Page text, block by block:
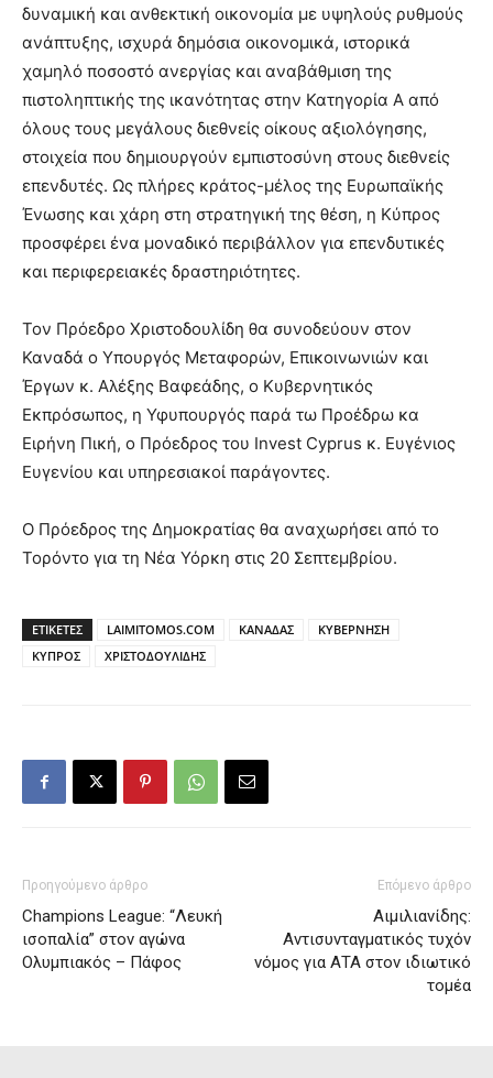
δυναμική και ανθεκτική οικονομία με υψηλούς ρυθμούς
ανάπτυξης, ισχυρά δημόσια οικονομικά, ιστορικά
χαμηλό ποσοστό ανεργίας και αναβάθμιση της
πιστοληπτικής της ικανότητας στην Κατηγορία Α από
όλους τους μεγάλους διεθνείς οίκους αξιολόγησης,
στοιχεία που δημιουργούν εμπιστοσύνη στους διεθνείς
επενδυτές. Ως πλήρες κράτος-μέλος της Ευρωπαϊκής
Ένωσης και χάρη στη στρατηγική της θέση, η Κύπρος
προσφέρει ένα μοναδικό περιβάλλον για επενδυτικές
και περιφερειακές δραστηριότητες.
Τον Πρόεδρο Χριστοδουλίδη θα συνοδεύουν στον
Καναδά ο Υπουργός Μεταφορών, Επικοινωνιών και
Έργων κ. Αλέξης Βαφεάδης, ο Κυβερνητικός
Εκπρόσωπος, η Υφυπουργός παρά τω Προέδρω κα
Ειρήνη Πική, ο Πρόεδρος του Invest Cyprus κ. Ευγένιος
Ευγενίου και υπηρεσιακοί παράγοντες.
Ο Πρόεδρος της Δημοκρατίας θα αναχωρήσει από το
Τορόντο για τη Νέα Υόρκη στις 20 Σεπτεμβρίου.
ΕΤΙΚΕΤΕΣ LAIMITOMOS.COM ΚΑΝΑΔΑΣ
ΚΥΒΕΡΝΗΣΗ
ΚΥΠΡΟΣ
ΧΡΙΣΤΟΔΟΥΛΙΔΗΣ
Προηγούμενο άρθρο
Champions League: “Λευκή
ισοπαλία” στον αγώνα
Ολυμπιακός – Πάφος
Επόμενο άρθρο
Αιμιλιανίδης:
Αντισυνταγματικός τυχόν
νόμος για ΑΤΑ στον ιδιωτικό
τομέα